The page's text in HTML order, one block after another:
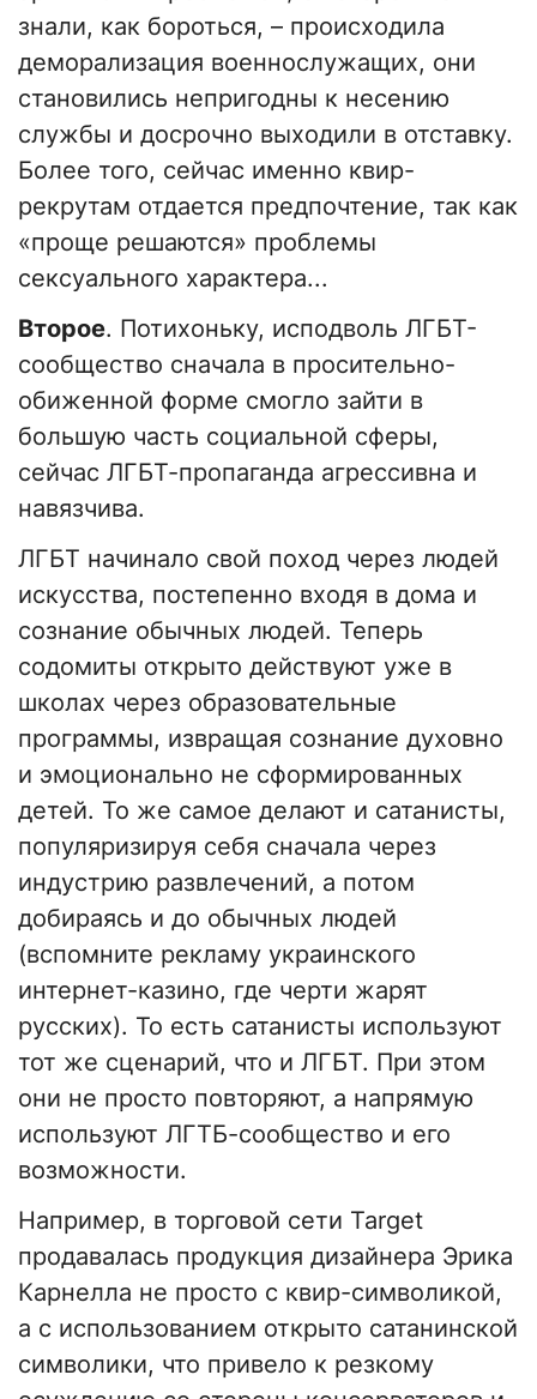
знали, как бороться, – происходила
деморализация военнослужащих, они
становились непригодны к несению
службы и досрочно выходили в отставку.
Более того, сейчас именно квир-
рекрутам отдается предпочтение, так как
«проще решаются» проблемы
сексуального характера...
Второе. Потихоньку, исподволь ЛГБТ-
сообщество сначала в просительно-
обиженной форме смогло зайти в
большую часть социальной сферы,
сейчас ЛГБТ-пропаганда агрессивна и
навязчива.
ЛГБТ начинало свой поход через людей
искусства, постепенно входя в дома и
сознание обычных людей. Теперь
содомиты открыто действуют уже в
школах через образовательные
программы, извращая сознание духовно
и эмоционально не сформированных
детей. То же самое делают и сатанисты,
популяризируя себя сначала через
индустрию развлечений, а потом
добираясь и до обычных людей
(вспомните рекламу украинского
интернет-казино, где черти жарят
русских). То есть сатанисты используют
тот же сценарий, что и ЛГБТ. При этом
они не просто повторяют, а напрямую
используют ЛГТБ-сообщество и его
возможности.
Например, в торговой сети Target
продавалась продукция дизайнера Эрика
Карнелла не просто с квир-символикой,
а с использованием открыто сатанинской
символики, что привело к резкому